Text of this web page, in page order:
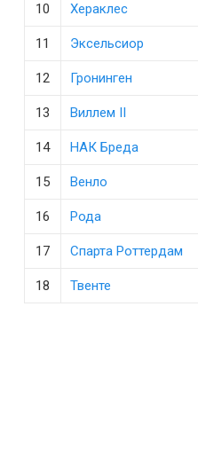
10 Хераклес
11 Эксельсиор
12 Гронинген
13 Виллем II
14 НАК Бреда
15 Венло
16 Рода
17 Спарта Роттердам
18 Твенте